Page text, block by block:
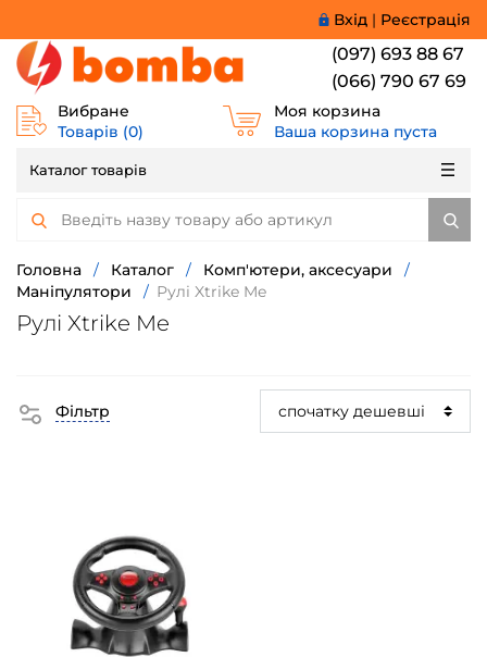
Вхід | Реєстрація
(097) 693 88 67
(066) 790 67 69
Вибране
Товарів (0)
Моя корзина
Ваша корзина пуста
Каталог товарів
Головна / Каталог / Комп'ютери, аксесуари
/
Маніпулятори
/ Рулі Xtrike Me
Рулі Xtrike Me
Фільтр